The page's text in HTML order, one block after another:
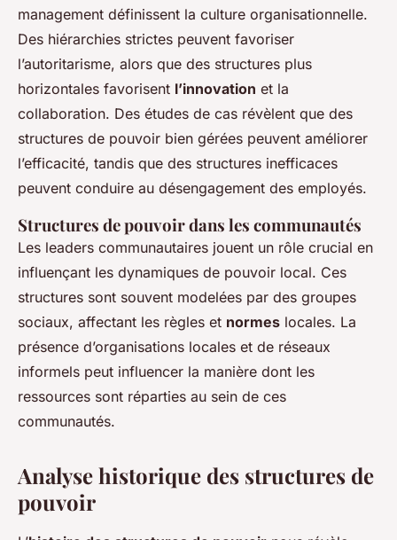
management définissent la culture organisationnelle.
Des hiérarchies strictes peuvent favoriser
l’autoritarisme, alors que des structures plus
horizontales favorisent l’innovation et la
collaboration. Des études de cas révèlent que des
structures de pouvoir bien gérées peuvent améliorer
l’efficacité, tandis que des structures inefficaces
peuvent conduire au désengagement des employés.
Structures de pouvoir dans les communautés
Les leaders communautaires jouent un rôle crucial en
influençant les dynamiques de pouvoir local. Ces
structures sont souvent modelées par des groupes
sociaux, affectant les règles et normes locales. La
présence d’organisations locales et de réseaux
informels peut influencer la manière dont les
ressources sont réparties au sein de ces
communautés.
Analyse historique des structures de
pouvoir